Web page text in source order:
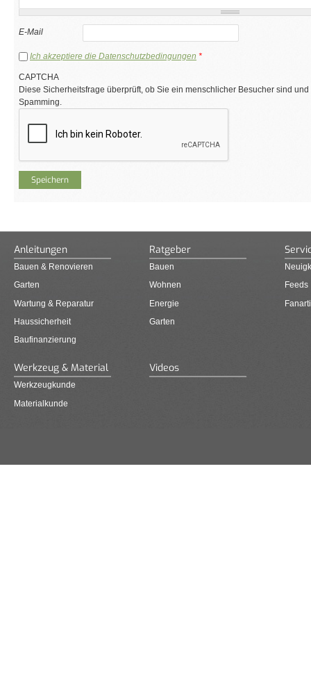
E-Mail
Ich akzeptiere die Datenschutzbedingungen *
CAPTCHA
Diese Sicherheitsfrage überprüft, ob Sie ein menschlicher Besucher sind
Spamming.
Anleitungen
Bauen & Renovieren
Garten
Wartung & Reparatur
Haussicherheit
Baufinanzierung
Ratgeber
Bauen
Wohnen
Energie
Garten
Feeds
Werkzeug & Material
Werkzeugkunde
Materialkunde
Videos